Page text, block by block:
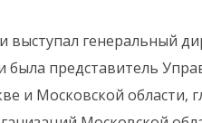
выступал генеральный
была представитель
и Московской